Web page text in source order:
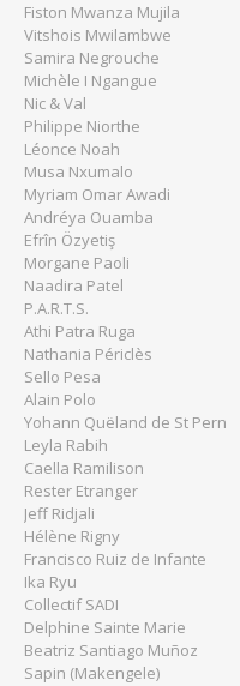
Fiston Mwanza Mujila
Vitshois Mwilambwe
Samira Negrouche
Michèle I Ngangue
Nic & Val
Philippe Niorthe
Léonce Noah
Musa Nxumalo
Myriam Omar Awadi
Andréya Ouamba
Efrîn Özyetiş
Morgane Paoli
Naadira Patel
P.A.R.T.S.
Athi Patra Ruga
Nathania Périclès
Sello Pesa
Alain Polo
Yohann Quëland de St Pern
Leyla Rabih
Caella Ramilison
Rester Etranger
Jeff Ridjali
Hélène Rigny
Francisco Ruiz de Infante
Ika Ryu
Collectif SADI
Delphine Sainte Marie
Beatriz Santiago Muñoz
Sapin (Makengele)